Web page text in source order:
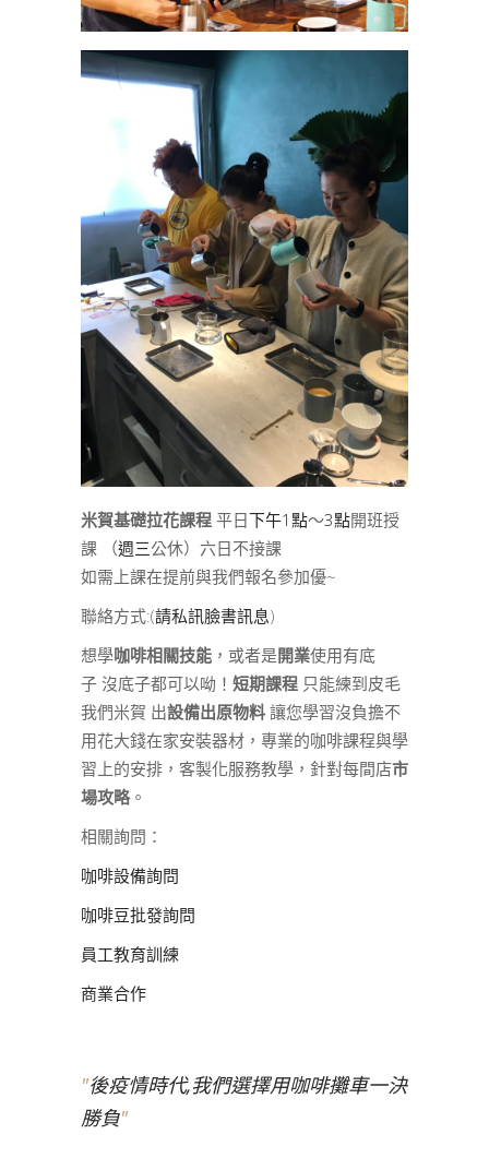
米賀基礎拉花課程 平日下午1點～3點開班授
課 （週三公休）六日不接課
如需上課在提前與我們報名參加優~
聯絡方式:(請私訊臉書訊息)
想學咖啡相關技能 ，或者是開業使用有底
子 沒底子都可以呦！ 短期課程 只能練到皮毛
我們米賀 出設備出原物料 讓您學習沒負擔不
用花大錢在家安裝器材，專業的咖啡課程與學
習上的安排，客製化服務教學，針對每間店市
場攻略。
相關詢問：
咖啡設備詢問
咖啡豆批發詢問
員工教育訓練
商業合作
後疫情時代,我們選擇用咖啡攤車一決
勝負